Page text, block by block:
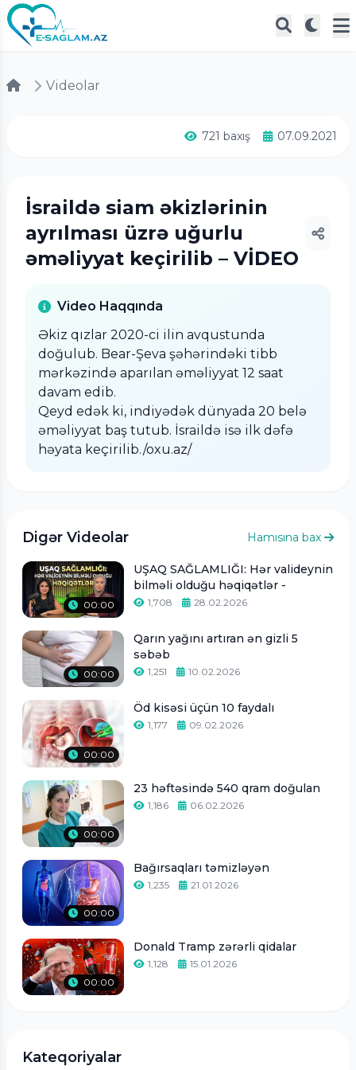
Videolar
721 baxış 07.09.2021
İsraildə siam əkizlərinin
ayrılması üzrə uğurlu
əməliyyat keçirilib – VİDEO
Video Haqqında
Əkiz qızlar 2020-ci ilin avqustunda
doğulub. Bear-Şeva şəhərindəki tibb
mərkəzində aparılan əməliyyat 12 saat
davam edib.
Qeyd edək ki, indiyədək dünyada 20 belə
əməliyyat baş tutub. İsraildə isə ilk dəfə
həyata keçirilib./oxu.az/
Digər Videolar Hamısına bax
00:00
UŞAQ SAĞLAMLIĞI: Hər valideynin
bilməli olduğu həqiqətlər -
1,708 28.02.2026
00:00
Qarın yağını artıran ən gizli 5
səbəb
1,251 10.02.2026
00:00
Öd kisəsi üçün 10 faydalı
1,177 09.02.2026
00:00
23 həftəsində 540 qram doğulan
1,186 06.02.2026
00:00
Bağırsaqları təmizləyən
1,235 21.01.2026
00:00
Donald Tramp zərərli qidalar
1,128 15.01.2026
Kateqoriyalar